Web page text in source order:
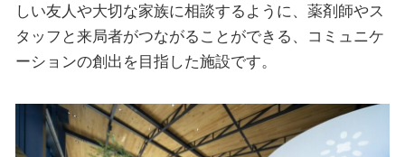
しい友人や大切な家族に相談するように、薬剤師やス
タッフと来局者がつながることができる、コミュニケ
ーションの創出を目指した施設です。